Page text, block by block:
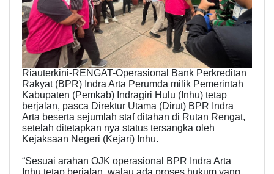
Riauterkini-RENGAT-Operasional Bank Perkreditan
Rakyat (BPR) Indra Arta Perumda milik Pemerintah
Kabupaten (Pemkab) Indragiri Hulu (Inhu) tetap
berjalan, pasca Direktur Utama (Dirut) BPR Indra
Arta beserta sejumlah staf ditahan di Rutan Rengat,
setelah ditetapkan nya status tersangka oleh
Kejaksaan Negeri (Kejari) Inhu.
“Sesuai arahan OJK operasional BPR Indra Arta